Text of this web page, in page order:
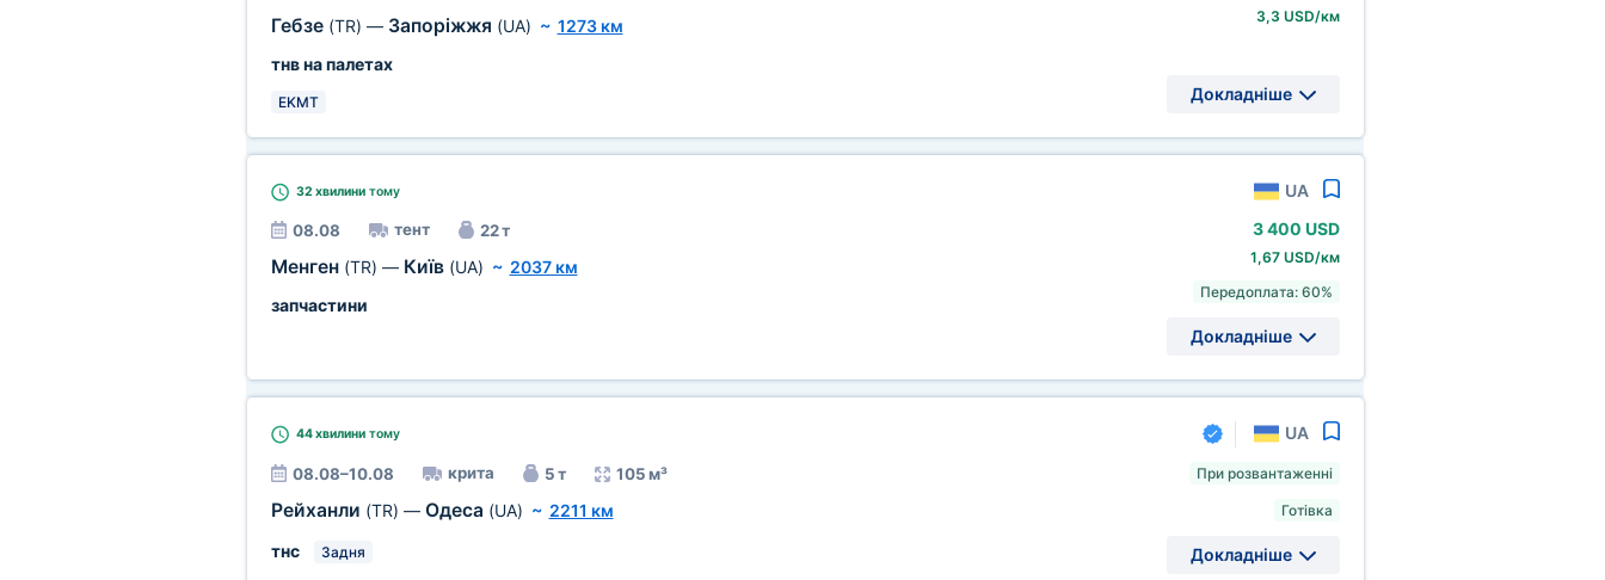
Гебзе (TR) — Запоріжжя (UA) ~ 1273 км
тнв на палетах
EKMT
3,3 USD/км
Докладніше
32 хвилинитому UA
08.08 тент 22 т
Менген (TR) — Київ (UA) ~ 2037 км
запчастини
3 400 USD
1,67 USD/км
Передоплата: 60%
Докладніше
44 хвилинитому UA
08.08–10.08 крита 5 т 105 м³
Рейханли (TR) — Одеса (UA) ~ 2211 км
тнс
Задня
При розвантаженні
Готівка
Докладніше